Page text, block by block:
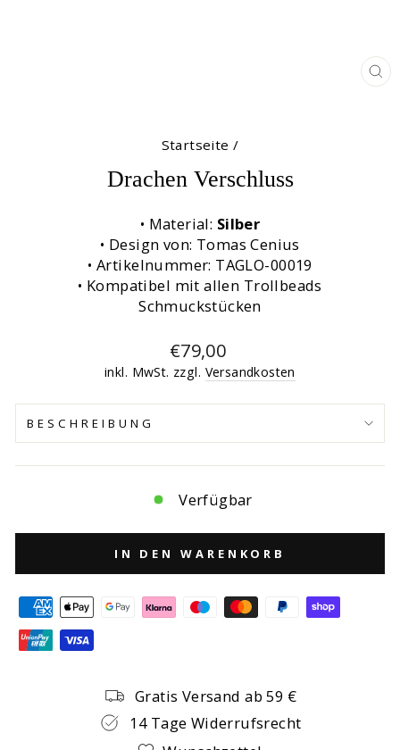
Startseite /
Drachen Verschluss
• Material: Silber
• Design von: Tomas Cenius
• Artikelnummer: TAGLO-00019
• Kompatibel mit allen Trollbeads
Schmuckstücken
Normaler
Preis
€79,00
inkl. MwSt. zzgl. Versandkosten
BESCHREIBUNG
Verfügbar
IN DEN WARENKORB
Gratis Versand ab 59 €
14 Tage Widerrufsrecht